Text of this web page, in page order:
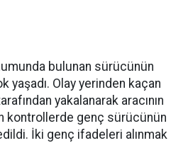
bulunan sürücünün
yaşadı. Olay yerinden kaçan
yakalanarak aracının
kontrollerde genç sürücünün
İki genç ifadeleri alınmak